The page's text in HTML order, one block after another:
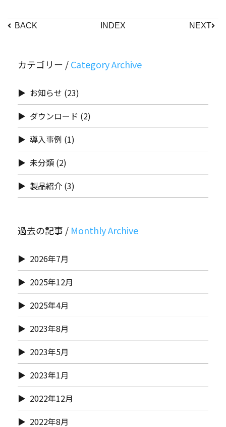
BACK INDEX NEXT
カテゴリー /
お知らせ (23)
ダウンロード (2)
導入事例 (1)
未分類 (2)
製品紹介 (3)
過去の記事 /
2026年7月
2025年12月
2025年4月
2023年8月
2023年5月
2023年1月
2022年12月
2022年8月